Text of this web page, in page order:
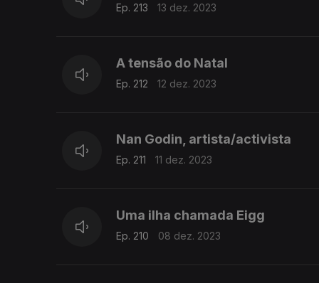
Ep. 213 13 dez. 2023
A tensão do Natal
Ep. 212 12 dez. 2023
Nan Godin, artista/activista
Ep. 211 11 dez. 2023
Uma ilha chamada Eigg
Ep. 210 08 dez. 2023